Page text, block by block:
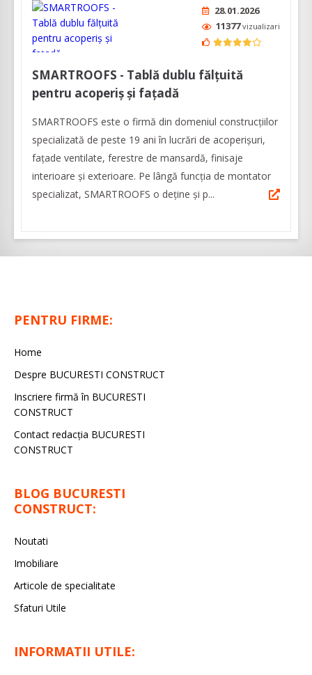
28.01.2026
11377vizualizari
SMARTROOFS - Tablă dublu fălțuită
pentru acoperiș și fațadă
SMARTROOFS este o firmă din domeniul construcţiilor
specializată de peste 19 ani în lucrări de acoperişuri,
faţade ventilate, ferestre de mansardă, finisaje
interioare şi exterioare. Pe lângă funcția de montator
specializat, SMARTROOFS o deține și p...
PENTRU FIRME:
Home
Despre BUCURESTI CONSTRUCT
Inscriere firmă în BUCURESTI
CONSTRUCT
Contact redacţia BUCURESTI
CONSTRUCT
BLOG BUCURESTI
CONSTRUCT:
Noutati
Imobiliare
Articole de specialitate
Sfaturi Utile
INFORMATII UTILE: